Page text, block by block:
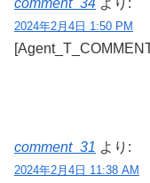
comment_34 より:
2024年2月4日 1:50 PM
comment_31 より:
2024年2月4日 11:38 AM